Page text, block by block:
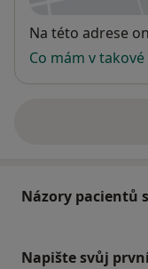
WORKSHOPY A
Dostupnost
Na této adrese
Co mám v
Názory pacientů
Napište svůj